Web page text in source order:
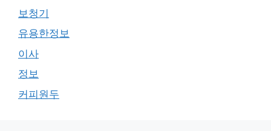
보청기
유용한정보
이사
정보
커피원두